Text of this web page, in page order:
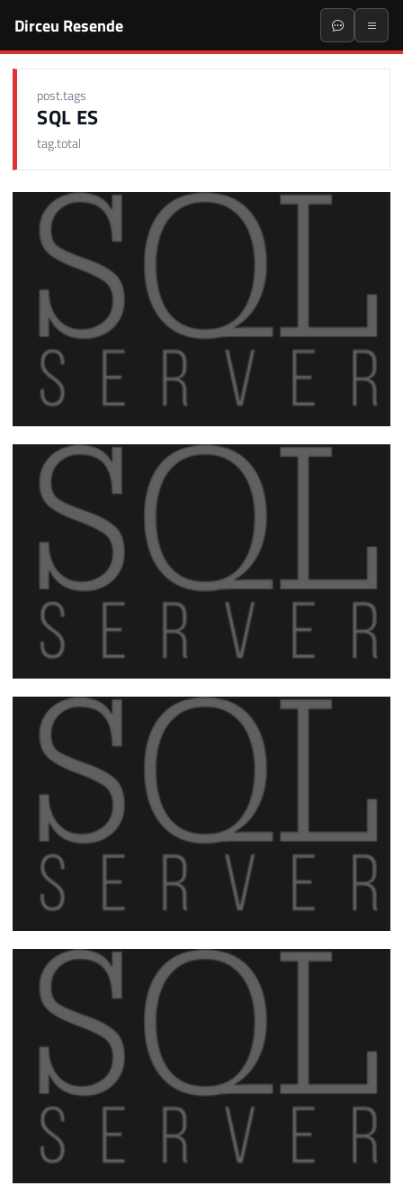
Dirceu Resende
post.tags
SQL ES
tag.total
Como foi o 9º encontro do SQL Server ES
(Power BI x Reporting Services e
Performance Tuning) ?
15 de setembro de 2018
9º Encontro do SQL Server ES: Power BI,
Reporting Services e Performance
Tuning – 15/09/2018
07 de setembro de 2018
Como foi o 1º SQL Day - ES ?
07 de agosto de 2018 3 min de leitura